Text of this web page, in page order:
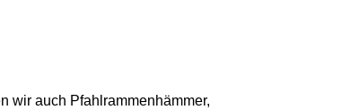
wir auch Pfahlrammenhämmer,